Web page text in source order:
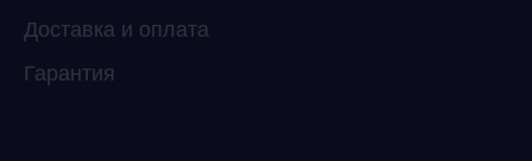
Доставка и оплата
Гарантия